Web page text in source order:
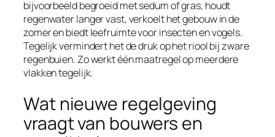
bijvoorbeeld begroeid met sedum of gras, houdt
regenwater langer vast, verkoelt het gebouw in de
zomer en biedt leefruimte voor insecten en vogels.
Tegelijk vermindert het de druk op het riool bij zware
regenbuien. Zo werkt één maatregel op meerdere
vlakken tegelijk.
Wat nieuwe regelgeving
vraagt van bouwers en